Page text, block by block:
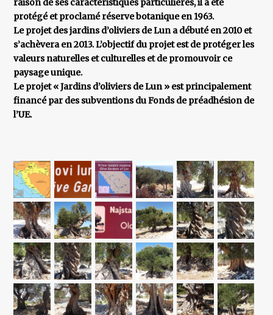
raison de ses caractéristiques particulières, il a été
protégé et proclamé réserve botanique en 1963.
Le projet des jardins d’oliviers de Lun a débuté en 2010 et
s’achèvera en 2013. L’objectif du projet est de protéger les
valeurs naturelles et culturelles et de promouvoir ce
paysage unique.
Le projet « Jardins d’oliviers de Lun » est principalement
financé par des subventions du Fonds de préadhésion de
l’UE.